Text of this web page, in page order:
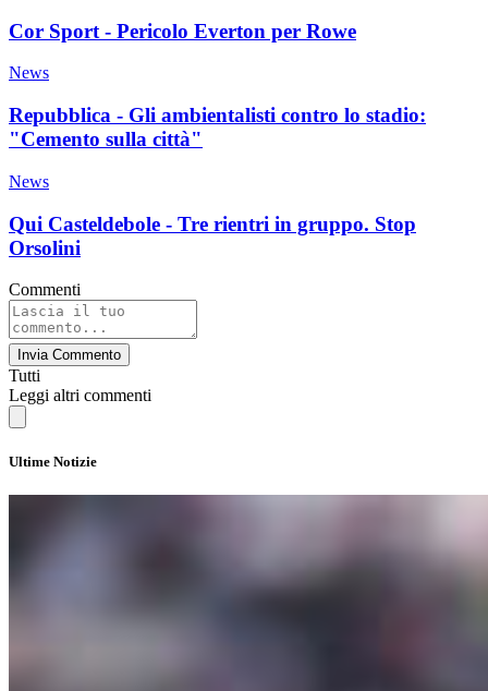
Cor Sport - Pericolo Everton per Rowe
News
Repubblica - Gli ambientalisti contro lo stadio:
"Cemento sulla città"
News
Qui Casteldebole - Tre rientri in gruppo. Stop
Orsolini
Commenti
Invia Commento
Tutti
Leggi altri commenti
Ultime Notizie